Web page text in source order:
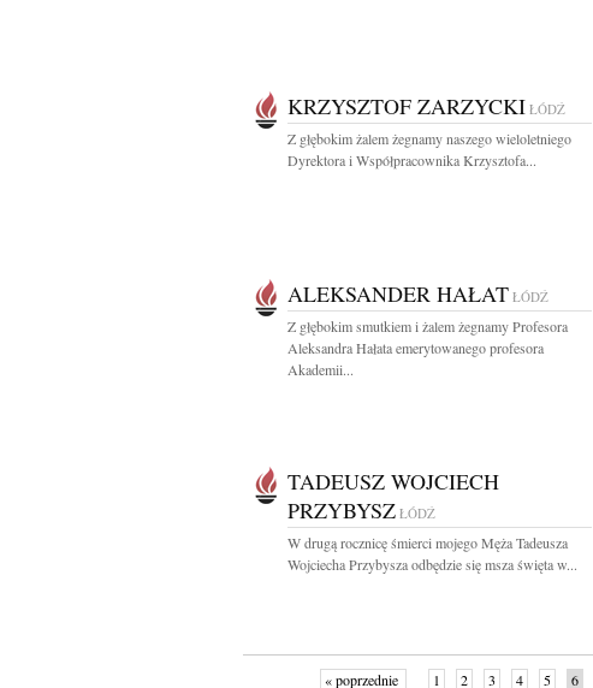
KRZYSZTOF ZARZYCKI ŁÓDŹ
Z głębokim żalem żegnamy naszego wieloletniego
Dyrektora i Współpracownika Krzysztofa...
ALEKSANDER HAŁAT ŁÓDŹ
Z głębokim smutkiem i żalem żegnamy Profesora
Aleksandra Hałata emerytowanego profesora
Akademii...
TADEUSZ WOJCIECH
PRZYBYSZ ŁÓDŹ
W drugą rocznicę śmierci mojego Męża Tadeusza
Wojciecha Przybysza odbędzie się msza święta w...
« poprzednie 1 2 3 4 5 6